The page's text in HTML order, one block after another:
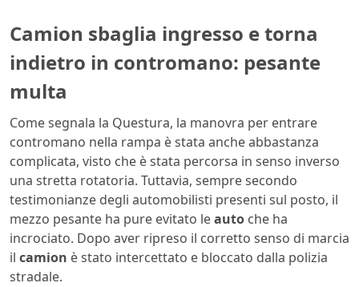
Camion sbaglia ingresso e torna
indietro in contromano: pesante
multa
Come segnala la Questura, la manovra per entrare
contromano nella rampa è stata anche abbastanza
complicata, visto che è stata percorsa in senso inverso
una stretta rotatoria. Tuttavia, sempre secondo
testimonianze degli automobilisti presenti sul posto, il
mezzo pesante ha pure evitato leauto che ha
incrociato. Dopo aver ripreso il corretto senso di marcia
il camion è stato intercettato e bloccato dalla polizia
stradale.